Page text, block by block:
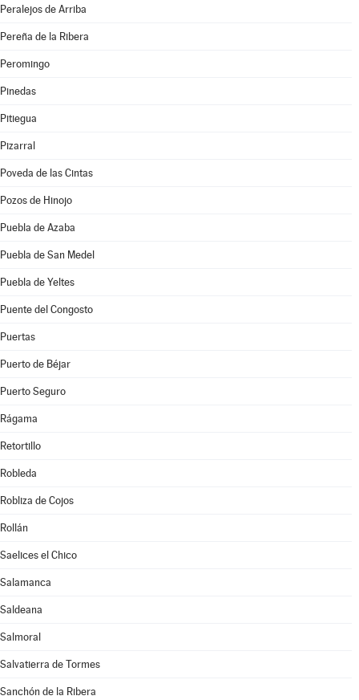
Peralejos de Arriba
Pereña de la Ribera
Peromingo
Pinedas
Pitiegua
Pizarral
Poveda de las Cintas
Pozos de Hinojo
Puebla de Azaba
Puebla de San Medel
Puebla de Yeltes
Puente del Congosto
Puertas
Puerto de Béjar
Puerto Seguro
Rágama
Retortillo
Robleda
Robliza de Cojos
Rollán
Saelices el Chico
Salamanca
Saldeana
Salmoral
Salvatierra de Tormes
Sanchón de la Ribera